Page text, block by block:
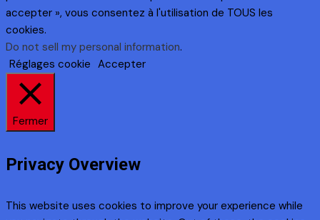
accepter », vous consentez à l'utilisation de TOUS les
cookies.
Do not sell my personal information.
Réglages cookie Accepter
Fermer
Privacy Overview
This website uses cookies to improve your experience while